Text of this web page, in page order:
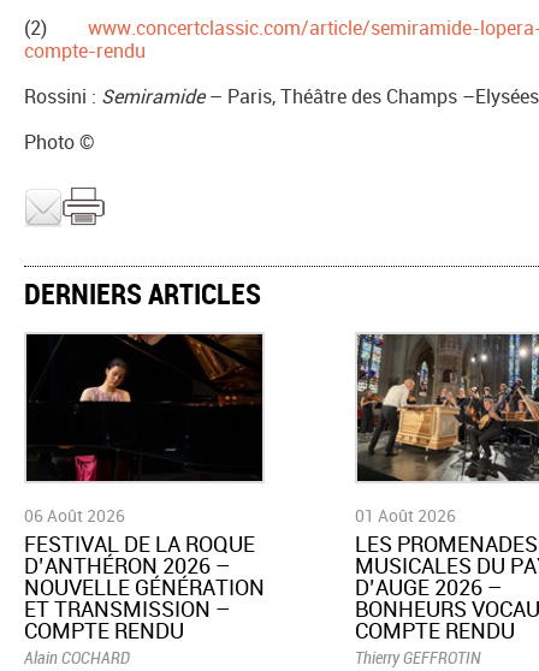
(2) www.concertclassic.com/article/semiramide-
compte-rendu
Rossini : Semiramide– Paris, Théâtre des Champs
Photo ©
DERNIERS ARTICLES
06 Août 2026
​FESTIVAL DE LA ROQUE
D’ANTHÉRON 2026 –
NOUVELLE GÉNÉRATION
ET TRANSMISSION –
COMPTE RENDU
Alain COCHARD
01 Août 2026
LES PROMENADES
MUSICALES DU
D’AUGE 2026 –
BONHEURS
COMPTE RENDU
Thierry GEFFROTIN